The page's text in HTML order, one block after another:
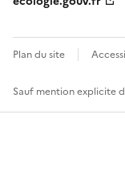
Plan du site
Sauf mention explicite